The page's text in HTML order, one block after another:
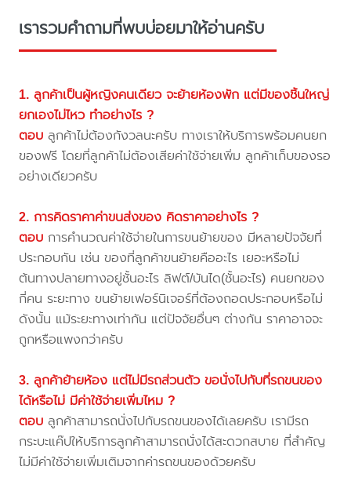
เรารวมคำถามที่พบบ่อยมาให้อ่านครับ
1. ลูกค้าเป็นผู้หญิงคนเดียว จะย้ายห้องพัก แต่มีของชิ้นใหญ่
ยกเองไม่ไหว ทำอย่างไร ?
ตอบ ลูกค้าไม่ต้องกังวลนะครับ ทางเราให้บริการพร้อมคนยก
ของฟรี โดยที่ลูกค้าไม่ต้องเสียค่าใช้จ่ายเพิ่ม ลูกค้าเก็บของรอ
อย่างเดียวครับ
2. การคิดราคาค่าขนส่งของ คิดราคาอย่างไร ?
ตอบ การคำนวณค่าใช้จ่ายในการขนย้ายของ มีหลายปัจจัยที่
ประกอบกัน เช่น ของที่ลูกค้าขนย้ายคืออะไร เยอะหรือไม่
ต้นทางปลายทางอยู่ชั้นอะไร ลิฟต์/บันได(ชั้นอะไร) คนยกของ
กี่คน ระยะทาง ขนย้ายเฟอร์นิเจอร์ที่ต้องถอดประกอบหรือไม่
ดังนั้น แม้ระยะทางเท่ากัน แต่ปัจจัยอื่นๆ ต่างกัน ราคาอาจจะ
ถูกหรือแพงกว่าครับ
3. ลูกค้าย้ายห้อง แต่ไม่มีรถส่วนตัว ขอนั่งไปกับที่รถขนของ
ได้หรือไม่ มีค่าใช้จ่ายเพิ่มไหม ?
ตอบ ลูกค้าสามารถนั่งไปกับรถขนของได้เลยครับ เรามีรถ
กระบะแค๊ปให้บริการลูกค้าสามารถนั่งได้สะดวกสบาย ที่สำคัญ
ไม่มีค่าใช้จ่ายเพิ่มเติมจากค่ารถขนของด้วยครับ